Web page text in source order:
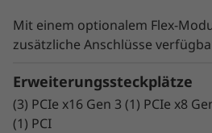
Die P720 besticht durch ihr
zu zwei Laufwerke pro
Konfigurieren Sie einfach
Komponenten, die Sie
Mit einem optionalem Flex-
zusätzliche Anschlüsse
Erweiterungssteckplätze
(3) PCIe x16 Gen 3 (1) PCIe x8
(1) PCI